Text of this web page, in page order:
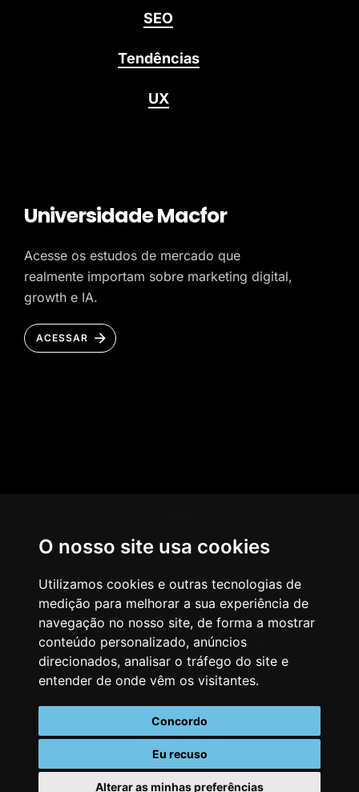
O nosso site usa cookies
Utilizamos cookies e outras tecnologias de
medição para melhorar a sua experiência de
navegação no nosso site, de forma a mostrar
conteúdo personalizado, anúncios
direcionados, analisar o tráfego do site e
entender de onde vêm os visitantes.
Concordo
Eu recuso
Alterar as minhas preferências
SEO
Tendências
UX
Universidade Macfor
Acesse os estudos de mercado que
realmente importam sobre marketing digital,
growth e IA.
ACESSAR
AGÊNCIA
COMO PENSAMOS
NOSSOS SERVIÇOS
CASES & CLIENTES
BLOG
VAGAS
CONTATO